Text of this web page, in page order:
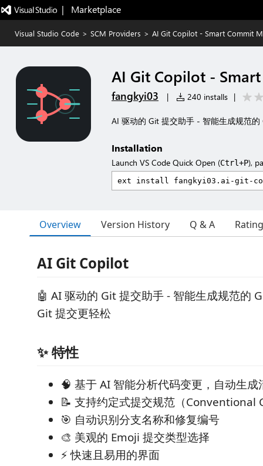
|   Marketplace
Visual Studio Code > SCM Providers > AI Git Copilot - Smart Commit
AI Git Copilot -
fangkyi03 | 240 installs |
AI 驱动的 Git 提交助手 - 智能生成规范
Installation
Launch VS Code Quick Open (Ctrl+P),
Overview Version History Q & A
AI Git Copilot
🤖 AI 驱动的 Git 提交助手 - 智能生成规范的
Git 提交更轻松
✨ 特性
🧠 基于 AI 智能分析代码变更，自动生
📝 支持约定式提交规范（Conventional
🎯 自动识别分支名称和修复编号
🎨 美观的 Emoji 提交类型选择
⚡️ 快速且易用的界面